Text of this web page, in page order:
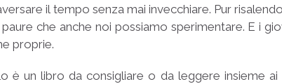
il tempo senza mai invecchiare. Pur
che anche noi possiamo sperimentare. E i
proprie.
è un libro da consigliare o da leggere insieme